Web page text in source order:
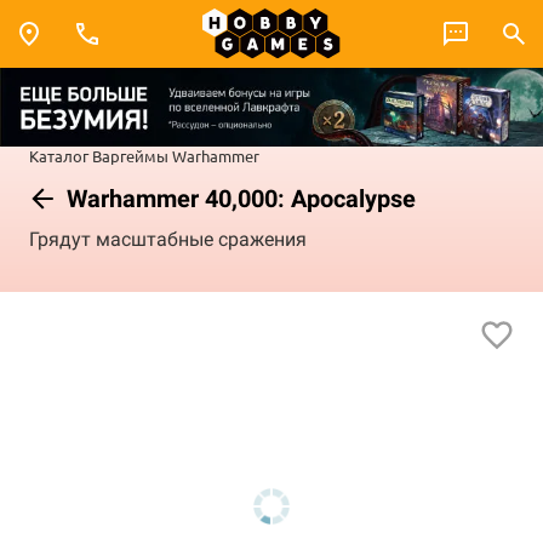
Каталог Варгеймы Warhammer
Warhammer 40,000: Apocalypse
Грядут масштабные сражения